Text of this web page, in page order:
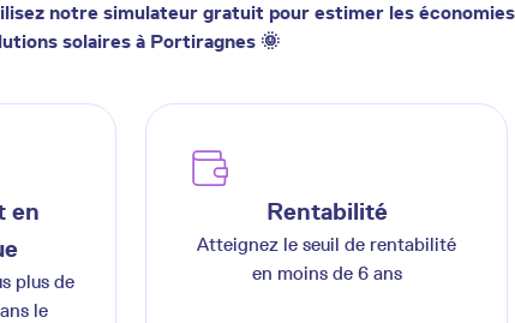
notre simulateur gratuit pour estimer les
solaires à Portiragnes 🌞
en
plus de
le
Rentabilité
Atteignez le seuil de rentabilité
en moins de 6 ans